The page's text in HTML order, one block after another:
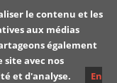
de
le contenu et les
aux médias
également
avec nos
et d'analyse.
En